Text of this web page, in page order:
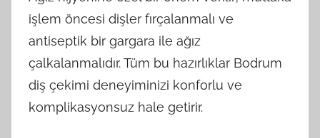
işlem öncesi dişler fırçalanmalı ve
antiseptik bir gargara ile ağız
çalkalanmalıdır. Tüm bu hazırlıklar Bodrum
diş çekimi deneyiminizi konforlu ve
komplikasyonsuz hale getirir.